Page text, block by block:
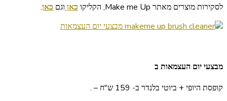
לסקירות מוצרים מאתר Make me Up, הקליקו
כאן וגם כאן.
מבצעי יום העצמאות ב
קופסת היופי + ביוטי בלנדר ב- 159 ש"ח –
.